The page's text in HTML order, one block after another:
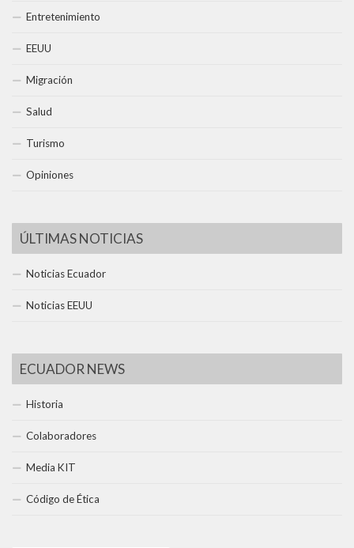
Entretenimiento
EEUU
Migración
Salud
Turismo
Opiniones
ÚLTIMAS NOTICIAS
Noticias Ecuador
Noticias EEUU
ECUADOR NEWS
Historia
Colaboradores
Media KIT
Código de Ética